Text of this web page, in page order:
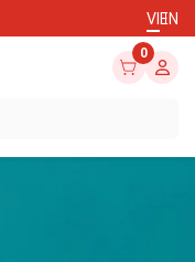
VIEN
0